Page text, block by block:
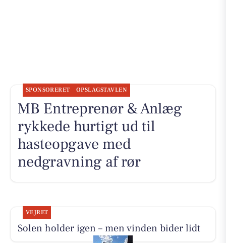
SPONSORERET OPSLAGSTAVLEN
MB Entreprenør & Anlæg
rykkede hurtigt ud til
hasteopgave med
nedgravning af rør
VEJRET
Solen holder igen – men vinden bider lidt